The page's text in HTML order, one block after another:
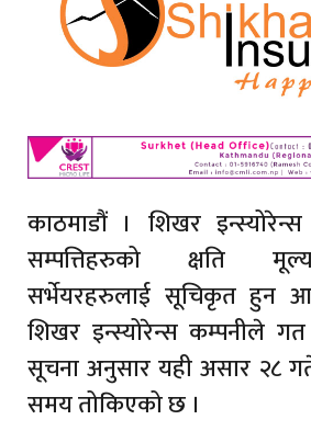
काठमाडौं । शिखर
सम्पत्तिहरुको क्षति
सर्भेयरहरुलाई सूचिकृत हुन
शिखर इन्स्योरेन्स कम्पनीले
सूचना अनुसार यही असार २८
समय तोकिएको छ ।